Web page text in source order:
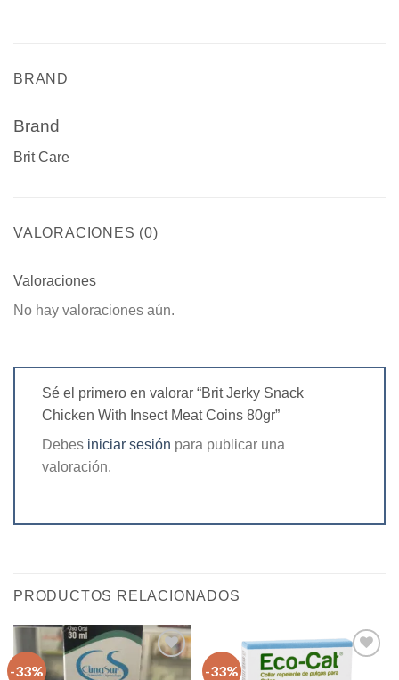
BRAND
Brand
Brit Care
VALORACIONES (0)
Valoraciones
No hay valoraciones aún.
Sé el primero en valorar “Brit Jerky Snack
Chicken With Insect Meat Coins 80gr”
Debes iniciar sesión para publicar una
valoración.
PRODUCTOS RELACIONADOS
-33% -33%